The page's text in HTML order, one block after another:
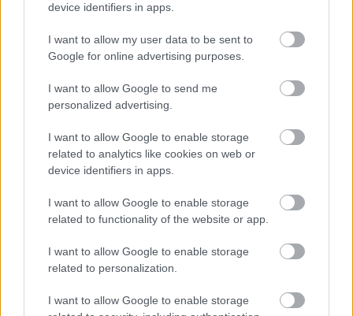
device identifiers in apps.
I want to allow my user data to be sent to
Google for online advertising purposes.
I want to allow Google to send me
personalized advertising.
I want to allow Google to enable storage
related to analytics like cookies on web or
device identifiers in apps.
I want to allow Google to enable storage
related to functionality of the website or app.
I want to allow Google to enable storage
related to personalization.
I want to allow Google to enable storage
Az ÖBB sajtótájékoztatója
Az új szerelvények 160 km/h sebességgel
közlekedhetnek, akadálymentes kialakításúak, lesz
kerekesszékes utasoknak is. Az ÖBB egyelőre 109 új